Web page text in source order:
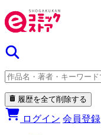
履歴を全て削除する
ログイン 会員登録